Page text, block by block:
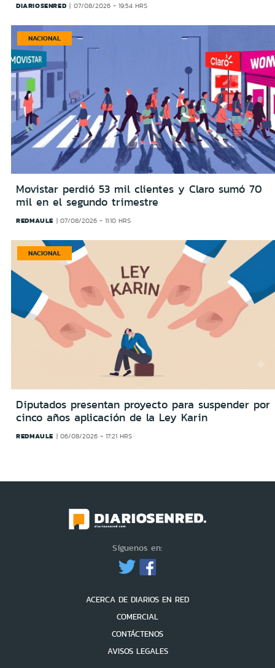
DIARIOSENRED 07/08/2026 - 19:54 HRS
NACIONAL
Movistar perdió 53 mil clientes y Claro sumó 70
mil en el segundo trimestre
REDMAULE 07/08/2026 - 11:10 HRS
NACIONAL
Diputados presentan proyecto para suspender por
cinco años aplicación de la Ley Karin
REDMAULE 06/08/2026 - 17:21 HRS
Síguenos en:
ACERCA DE DIARIOS EN RED
COMERCIAL
CONTÁCTENOS
AVISOS LEGALES